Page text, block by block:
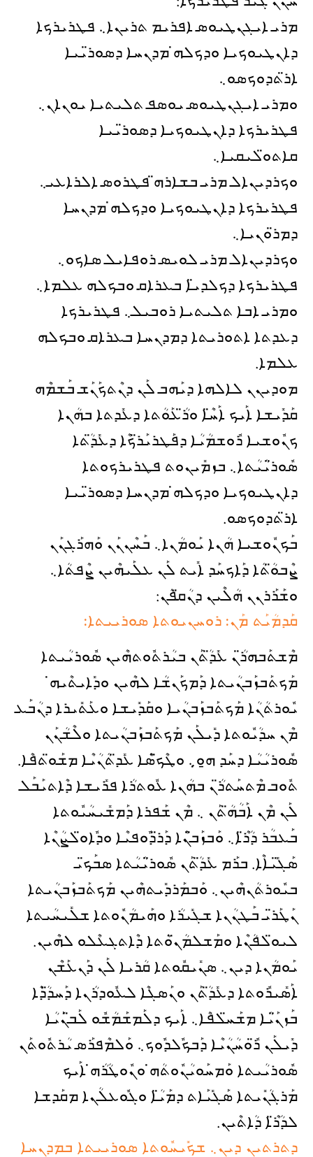
ܡܪܝ ܐܝܓܢܛܝܘܣ ܐܦܪܝܡ ܬܪܝܢܐ܆ ܦܛܪܝܪܟܐ
ܕܐܢܛܝܘܟܝܐ ܘܕܟܠܗ̇ ܡܕܢܚܐ ܕܣܘܪ̈ܝܝܐ
ܐܪ̈ܬܕܘܟܣܘ܆
ܘܡܪܝ ܐܝܓܢܛܝܘܣ ܝܘܣܦ ܬܠܝܬܝܐ ܝܘܢܐܢ܆
ܦܛܪܝܪܟܐ ܕܐܢܛܝܘܟܝܐ ܕܣܘܪ̈ܝܝܐ
ܩܐܬܘ̈ܠܝܩܝܐ܆
ܘܟܪܕܝܢܐܠ ܡܪܝ ܒܫܐܪܗ̈ ܦܛܪܘܣ ܐܠܪܐܥܝ܆
ܦܛܪܝܪܟܐ ܕܐܢܛܝܘܟܝܐ ܘܕܟܠܗ̇ ܡܕܢܚܐ
ܕܡܪ̈ܘܢܝܐ܆
ܘܟܪܕܝܢܐܠ ܡܪܝ ܠܘܝܣ ܪܘܦܐܝܠ ܣܐܟܘ܆
ܦܛܪܝܪܟܐ ܕܟܠܕܝ̈ܐ ܒܥܪܐܩ ܘܒܟܠܗ ܥܠܡܐ܆
ܘܡܪܝ ܐܒܐ ܬܠܝܬܝܐ ܪܘܒܝܠ܆ ܦܛܪܝܪܟܐ
ܕܥܕܬܐ ܐܬܘܪܝܬܐ ܕܡܕܢܚܐ ܒܥܪܐܩ ܘܒܟܠܗ
ܥܠܡܐ.
ܡܘܕܝܢܢ ܠܐܠܗܐ ܕܝܰܗܒ ܠܰܢ ܕܢܶܬܟܰܢܰܫ ܒܰܫܡܶܗ
ܩܰܕܺܝܫܐ ܐܰܝܟ ܐܰܚ̈ܶܐ ܘܪ̈ܳܥܰܘܳܬܐ ܕܥܺܕܬܐ ܒܗܳܢܐ
ܟܢܽܘܫܝܐ ܪܽܘܫܡܳܝܳܐ ܕܦܰܛܪܝܰܪ̈ܟܶܐ ܕܥܺܕ̈ܳܬܐ
ܣܽܘܪ̈ܝܳܝܳܬܐ܆ ܒܙܡܺܝܢܘܬ ܦܛܪܝܪܟܘܬܐ
ܕܐܢܛܝܘܟܝܐ ܘܕܟܠܗ̇ ܡܕܢܚܐ ܕܣܘܪ̈ܝܝܐ
ܐܪ̈ܬܕܘܟܣܘ.
ܒܰܟܢܽܘܫܝܐ ܗܳܢܐ ܝܰܘܡܳܢܐ܆ ܒܰܚܶܢܢܰܢ ܘܰܗܪܰܓܢܰܢ
ܨܶܒܘ̈ܳܬܳܐ ܕܰܐܟܚܰܕ ܐܺܝܬ ܠܰܢ ܥܠܰܝܗܶܝܢ ܨܶܦܬܳܐ܆
ܘܫܰܪܰܪܢܢ ܗܳܠܶܝܢ ܕܢܳܩ̈ܦܳܢ:
ܩܰܕܡܳܝܰܬ ܡܰܢ: ܪܘܚܢܝܘܬܐ ܣܘܪܝܝܬܐ:
ܡܶܫܬܰܒܗܪ̈ܳܢ ܥܺܕ̈ܳܬܰܢ ܒܝܳܪܬܽܘܬܗܶܝܢ ܣܽܘܪܝܳܝܬܐ
ܡܰܟܬܰܒܙܰܒܢܳܝܬܐ ܕܰܡܟܰܢܫܳܐ ܠܗܶܝܢ ܘܕܺܐܝܬܶܝܗ̇
ܝܽܘܪܬܳܢܳܐ ܡܰܟܬܰܒܙܰܒܢܳܝܐ ܘܩܰܕܺܝܫܐ ܘܥܰܬܺܝܪܐ ܕܢܳܒܰܥ
ܡܶܢ ܚܕܳܝܽܘܬܐ ܕܺܝܠܰܢ ܡܰܟܬܰܒܙܰܒܢܳܝܬܐ ܘܠܶܫܳܢܰܢ
ܣܽܘܪܝܳܝܳܐ ܕܚܰܕ ܗ̱ܘ̣܆ ܘܛܶܟ̈ܣܶܐ ܥܺܕ̈ܬܳܢܳܝܶܐ ܡܫܰܘ̈ܬܦܶܐ.
ܬܽܘܒ ܡܶܬܚܰܬܪ̈ܳܢ ܒܗܳܢܐ ܥܽܘܬܪܳܐ ܦܪܺܝܫܐ ܕܶܐܬܝܰܒܰܠ
ܠܰܢ ܡܶܢ ܐܰܒܳܗ̈ܳܬܰܢ ܆ ܡܶܢ ܫܰܦܪܐ ܕܰܡܫܺܝܚܳܝܽܘܬܐ
ܒܰܥܒܳܪ ܕܳܪ̈ܶܐ܆ ܘܰܒܙܰܒ̈ܢܶܐ ܕܰܪ̈ܕܽܘܦܝܶܐ ܘܕܽܐܘ̈ܠܨܳܢܶܐ
ܣܰܓ̈ܺܝܐܶܐ. ܒܪܰܡ ܥܺܕ̈ܳܬܰܢ ܣܽܘܪ̈ܝܳܝܳܬܐ ܣܒܰܟ̈ܝ
ܒܝܽܘܪܬܳܢܗܶܝܢ܆ ܘܰܒܡܰܪܕܺܝܬܗܶܝܢ ܡܰܟܬܰܒܙܰܒܢܳܝܬܐ
ܢܰܛܰܪ̈ܝ ܒܰܛܢܳܢܐ ܫܓܺܝܪܳܐ ܘܗܰܝܡܳܢܽܘܬܐ ܫܠܺܝܚܳܝܬܐ
ܠܝܘ̈ܠܦܳܢܶܐ ܘܡܰܫܠܡܳܢ̈ܘܳܬܐ ܕܶܐܬܓܥܶܠܘ ܠܗܶܝܢ.
ܝܰܘܡܳܢܐ ܕܝܢ܆ ܣܢܺܝܩܽܘܬܐ ܩܳܪܝܐ ܠܰܢ ܕܰܢܥܰܫܶܢ
ܐܰܣܺܝܪܽܘܬܐ ܕܥܺܕ̈ܳܬܰܢ ܘܢܰܣܓܶܐ ܠܥܽܘܕܪܳܢܐ ܕܰܚܕ̈ܳܕܶܐ
ܒܰܙܢ̈ܰܝܳܐ ܡܫܰܚ̈ܠܦܶܐ܆ ܐܰܝܟ ܕܠܰܡܫܰܡܳܫܽܘ ܠܰܒ̈ܢܰܝܳܐ
ܕܺܝܠܰܢ ܪ̈ܽܘܚܳܢܳܝܶܐ ܕܰܒܟܽܠܕܽܘܟ܆ ܘܰܠܡܶܦܪܰܣ ܝܳܪܬܽܘܬܰܢ
ܣܽܘܪܝܳܝܬܐ ܘܰܡܚܰܘܝܳܢܽܘܬܳܗ̇ ܘܢܽܘܛܳܪܳܗ̇ ܐܰܝܟ
ܡܰܪܓܳܢܺܝܬܐ ܣܰܓܺܝܰܐܬ ܕܡܰܝ̈ܳܐ ܘܓܽܘܥܠܳܢܐ ܡܩܰܕܫܐ
ܠܕܳܪ̈ܶܐ ܕܳܐܬܶܝܢ.
ܕܬܪܬܝܢ ܕܝܢ܆ ܫܟܺܝܚܽܘܬܐ ܣܘܪܝܝܬܐ ܒܡܕܢܚܐ